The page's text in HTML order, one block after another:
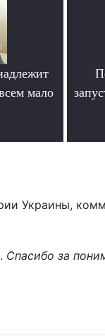
мало
Украины,
Спасибо за